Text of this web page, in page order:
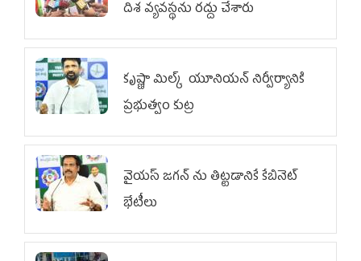
దిశ వ్య‌వ‌స్థ‌ను రద్దు చేశారు
కృష్ణా మిల్క్‌ యూనియన్‌ నిర్వీర్యానికి
ప్రభుత్వం కుట్ర
వైయ‌స్ జగన్‌ ను తిట్టడానికే కేబినెట్‌
భేటీలు